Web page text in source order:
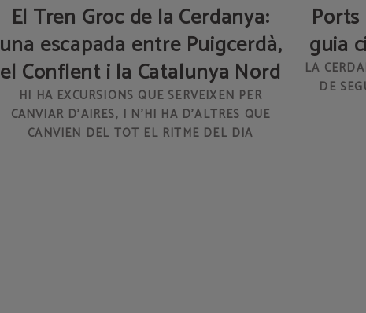
El Tren Groc de la Cerdanya:
una escapada entre Puigcerdà,
el Conflent i la Catalunya Nord
HI HA EXCURSIONS QUE SERVEIXEN PER
CANVIAR D’AIRES, I N’HI HA D’ALTRES QUE
CANVIEN DEL TOT EL RITME DEL DIA
guia
LA
DE